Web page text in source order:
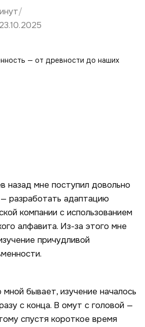
/
назад мне поступил довольно
разработать адаптацию
компании с использованием
алфавита. Из-за этого мне
причудливой
бывает, изучение началось
с конца. В омут с головой —
спустя короткое время